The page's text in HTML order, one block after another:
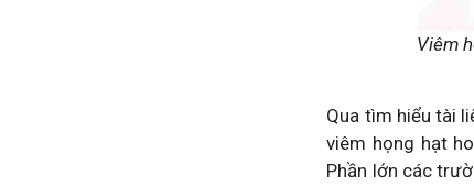
Viêm
Qua tìm hiểu tài
viêm họng hạt
Phần lớn các
Mề Đay Đỗ Minh - Đánh
Mề đay, mẩn ngứa gây khó chịu
Đây là nơi tôi chia sẻ cách giảm
ngừa tái phát